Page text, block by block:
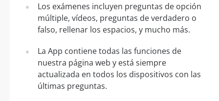
Los exámenes incluyen preguntas de opción
múltiple, vídeos, preguntas de verdadero o
falso, rellenar los espacios, y mucho más.
La App contiene todas las funciones de
nuestra página web y está siempre
actualizada en todos los dispositivos con las
últimas preguntas.